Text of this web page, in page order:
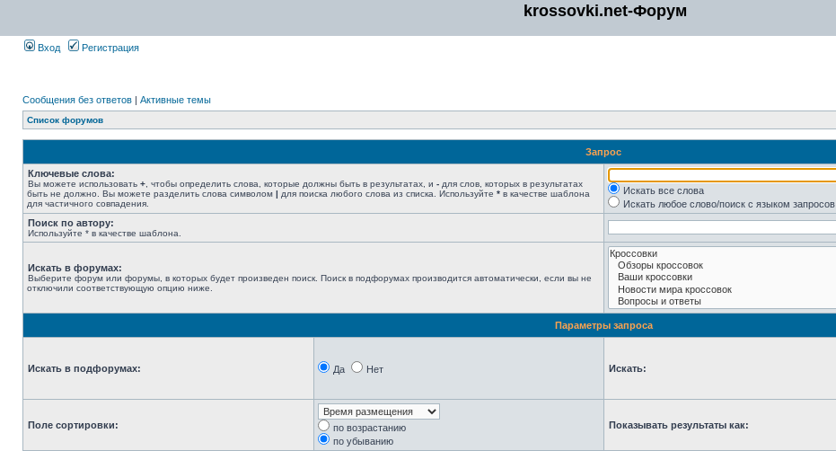
krossovki.net-Форум
Вход Регистрация
Сообщения без ответов | Активные темы
Список форумов
Запрос
Ключевые слова:
Вы можете использовать + , чтобы определить слова, которые должны быть в результатах, и - для слов, которых в результатах
быть не должно. Вы можете разделить слова символом | для поиска любого слова из списка. Используйте * в качестве шаблона
для частичного совпадения.
Искать все слова
Искать любое слово/поиск с языком запросов
Поиск по автору:
Используйте * в качестве шаблона.
Искать в форумах:
Выберите форум или форумы, в которых будет произведен поиск. Поиск в подфорумах производится автоматически, если вы не
отключили соответствующую опцию ниже.
Параметры запроса
Искать в подфорумах: Да Нет Искать:
Поле сортировки:
по возрастанию
по убыванию
Показывать результаты как: